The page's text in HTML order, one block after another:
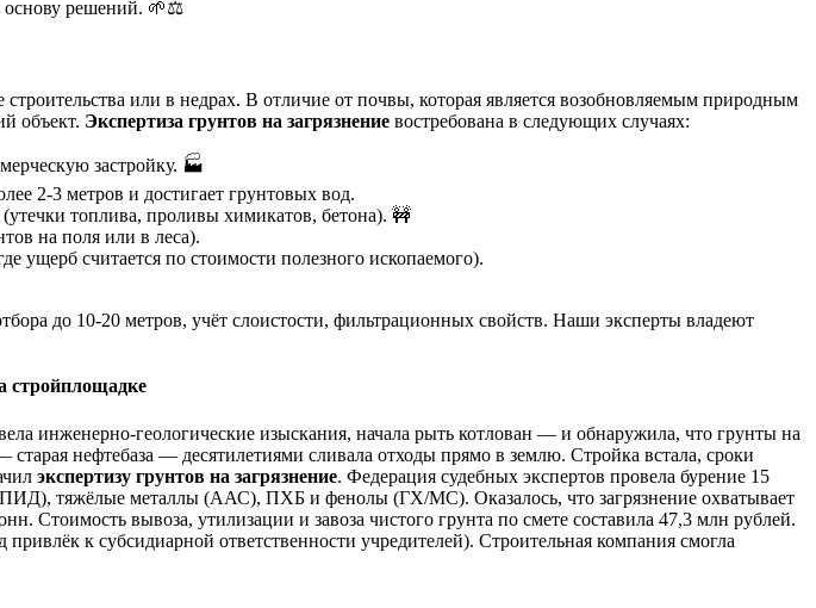
основу решений. 🌱⚖️
или в недрах. В отличие от почвы, которая является возобновляемым природным
объект. Экспертиза грунтов на загрязнение востребована в следующих случаях:
застройку. 🏭
2-3 метров и достигает грунтовых вод.
топлива, проливы химикатов, бетона). 🚧
на поля или в леса).
ущерб считается по стоимости полезного ископаемого).
до 10-20 метров, учёт слоистости, фильтрационных свойств. Наши эксперты владеют
стройплощадке
инженерно-геологические изыскания, начала рыть котлован — и обнаружила, что грунты на
нефтебаза — десятилетиями сливала отходы прямо в землю. Стройка встала, сроки
экспертизу грунтов на загрязнение. Федерация судебных экспертов провела бурение 15
тяжёлые металлы (ААС), ПХБ и фенолы (ГХ/МС). Оказалось, что загрязнение охватывает
Стоимость вывоза, утилизации и завоза чистого грунта по смете составила 47,3 млн рублей.
к субсидиарной ответственности учредителей). Строительная компания смогла